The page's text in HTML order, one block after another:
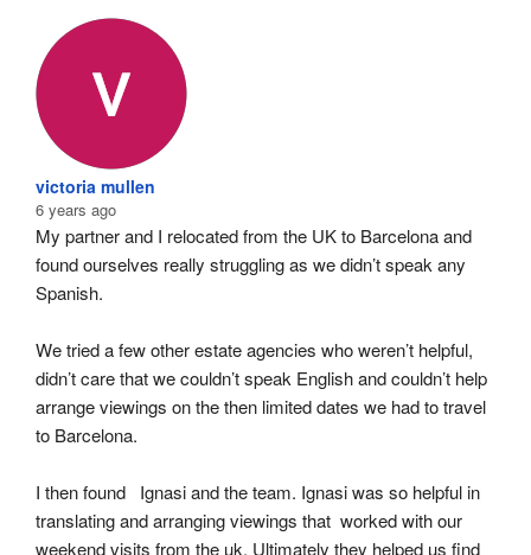
victoria mullen
6 years ago
My partner and I relocated from the UK to Barcelona and
found ourselves really struggling as we didn’t speak any
Spanish.
We tried a few other estate agencies who weren’t helpful,
didn’t care that we couldn’t speak English and couldn’t help
arrange viewings on the then limited dates we had to travel
to Barcelona.
I then found   Ignasi and the team. Ignasi was so helpful in
translating and arranging viewings that  worked with our
weekend visits from the uk. Ultimately they helped us find